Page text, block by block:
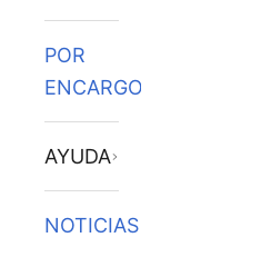
POR
ENCARGO
AYUDA
NOTICIAS